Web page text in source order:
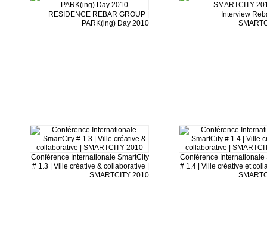
RESIDENCE REBAR GROUP |
PARK(ing) Day 2010
Interview
Conférence Internationale SmartCity
# 1.3 | Ville créative & collaborative |
SMARTCITY 2010
Conférence Internationale
# 1.4 | Ville créative et